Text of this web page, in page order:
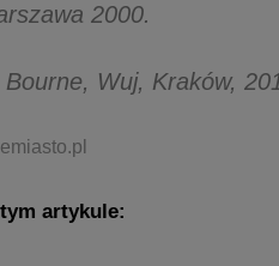
2000.
Wuj, Kraków,
artykule: